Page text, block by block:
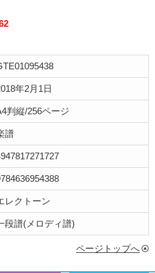
年2月1日
判縦/256ページ
譜
レクトーン
段譜(メロディ譜)
ページトップへ